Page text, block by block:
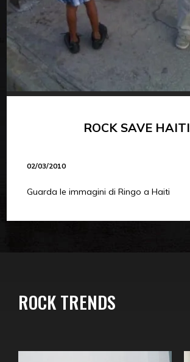
ROCK SAVE HAITI
02/03/2010
Guarda le immagini di Ringo a Haiti
ROCK TRENDS